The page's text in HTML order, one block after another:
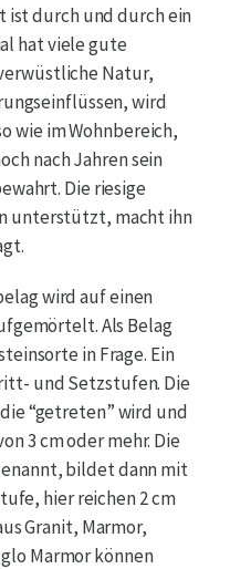
ist durch und durch ein
hat viele gute
Natur,
wird
wie im Wohnbereich,
nach Jahren sein
Die riesige
unterstützt, macht ihn
wird auf einen
Als Belag
in Frage. Ein
und Setzstufen. Die
“getreten” wird und
3 cm oder mehr. Die
bildet dann mit
hier reichen 2 cm
Granit, Marmor,
Marmor können